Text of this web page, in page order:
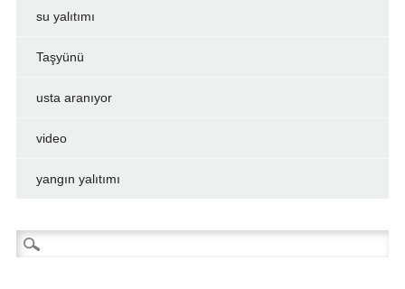
su yalıtımı
Taşyünü
usta aranıyor
video
yangın yalıtımı
Arama: